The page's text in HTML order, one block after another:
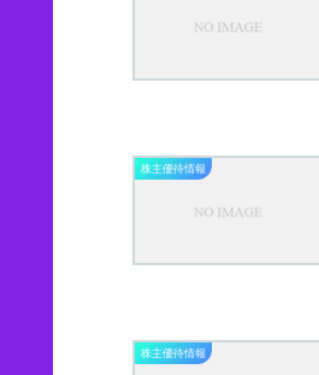
株主優待情報
株主優待情報